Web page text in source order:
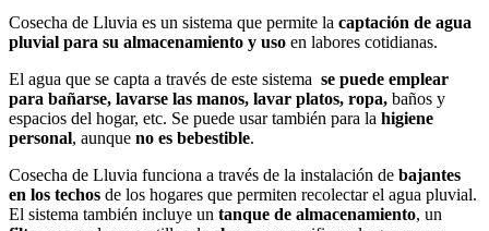
Cosecha de Lluvia es un sistema que permite la captación de agua
pluvial para su almacenamiento y uso en labores cotidianas.
El agua que se capta a través de este sistema se puede emplear
para bañarse, lavarse las manos, lavar platos, ropa, baños y
espacios del hogar, etc. Se puede usar también para la higiene
personal, aunque no es bebestible.
Cosecha de Lluvia funciona a través de la instalación de bajantes
en los techos de los hogares que permiten recolectar el agua pluvial.
El sistema también incluye un tanque de almacenamiento, un